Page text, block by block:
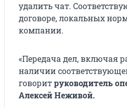
удалить чат.
договоре, локальных
компании.
«Передача дел, включая
наличии
говоритруководитель
Алексей Неживой.